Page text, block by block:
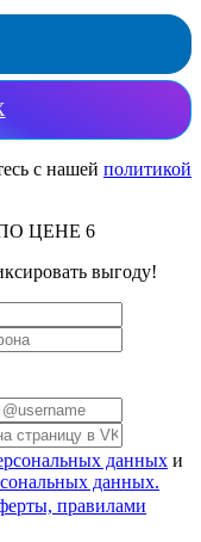
с нашей политикой
ЦЕНЕ 6
выгоду!
данных и
данных.
правилами